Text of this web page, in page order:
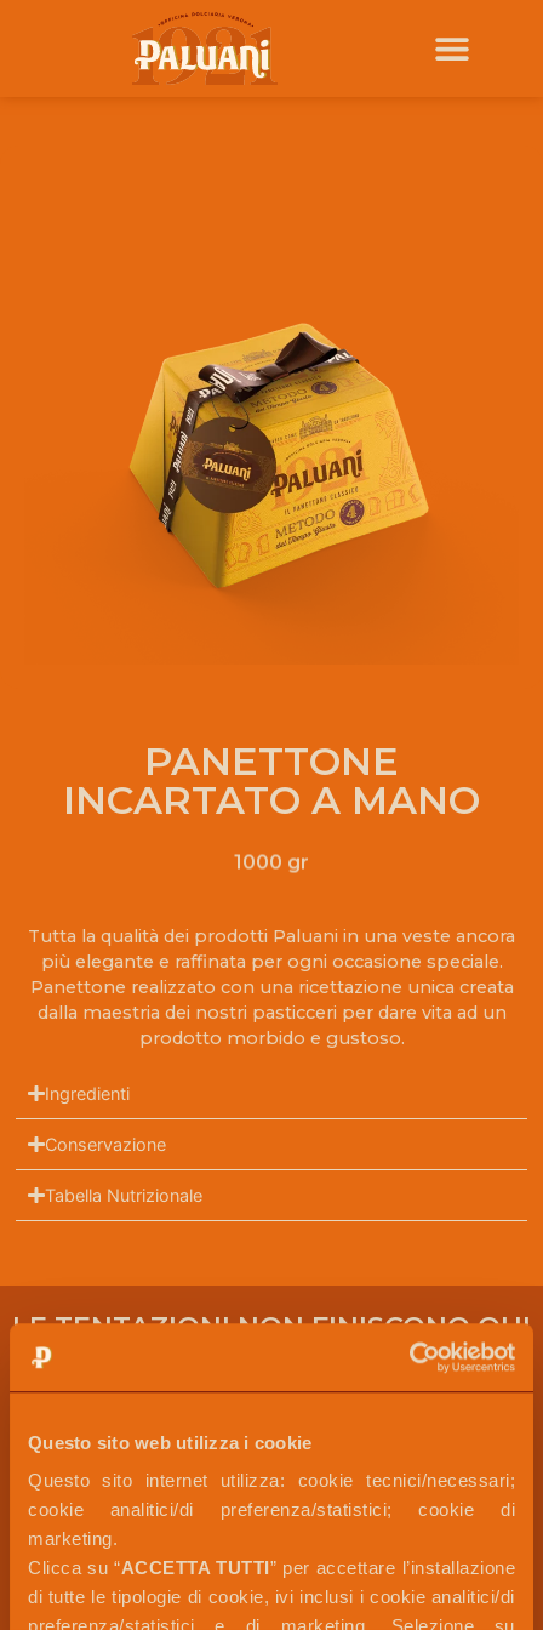
Questo sito web utilizza i cookie
Questo sito internet utilizza: cookie tecnici/necessari;
cookie analitici/di preferenza/statistici; cookie di
marketing.
Clicca su “ACCETTA TUTTI” per accettare l’installazione
di tutte le tipologie di cookie, ivi inclusi i cookie analitici/di
PANETTONE
INCARTATO A MANO
1000 gr
Tutta la qualità dei prodotti Paluani in una veste ancora
più elegante e raffinata per ogni occasione speciale.
Panettone realizzato con una ricettazione unica creata
dalla maestria dei nostri pasticceri per dare vita ad un
prodotto morbido e gustoso.
Ingredienti
Conservazione
Tabella Nutrizionale
LE TENTAZIONI NON FINISCONO QUI